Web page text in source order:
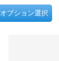
オプション選択